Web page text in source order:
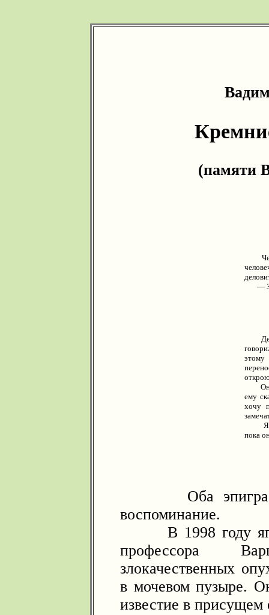
(памяти
—
Он
ему
хочу
Я
пока
Оба эпиграфа
воспоминание.
В 1998 году
профессора
злокачественных
в мочевом пузыре.
известие в присущем